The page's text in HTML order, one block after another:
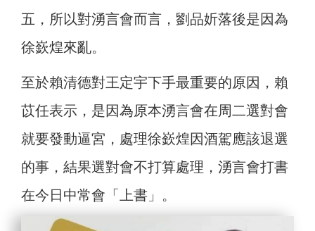
五，所以對湧言會而言，劉品妡落後是因為
徐嶔煌來亂。
至於賴清德對王定宇下手最重要的原因，賴
苡任表示，是因為原本湧言會在周二選對會
就要發動逼宮，處理徐嶔煌因酒駕應該退選
的事，結果選對會不打算處理，湧言會打書
在今日中常會「上書」。